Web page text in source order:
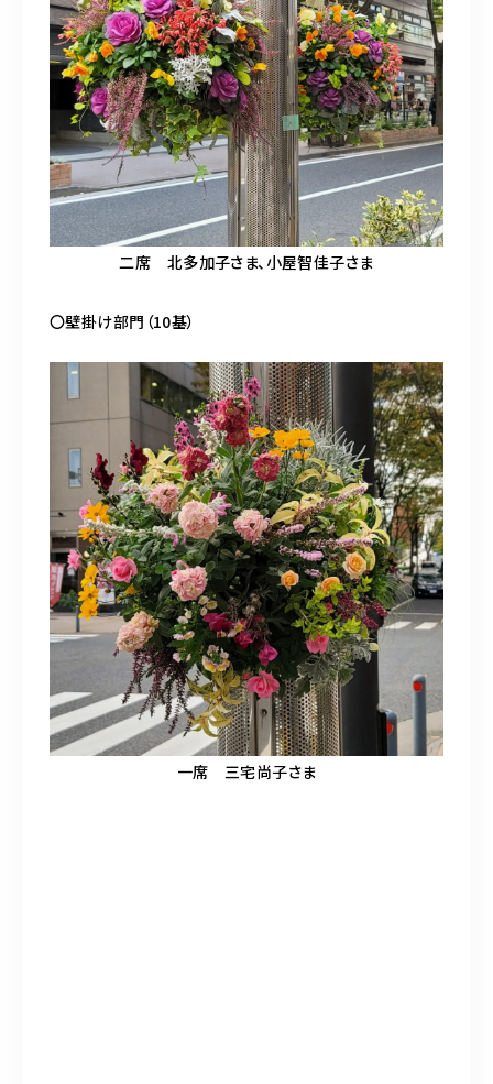
二席 北多加子さま、小屋智佳子さま
〇壁掛け部門（10基）
一席 三宅尚子さま